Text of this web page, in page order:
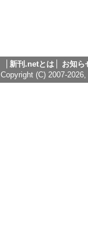
新刊.netとは
お知ら
Copyright (C) 2007-2026,